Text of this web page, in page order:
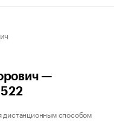
—
дистанционным способом